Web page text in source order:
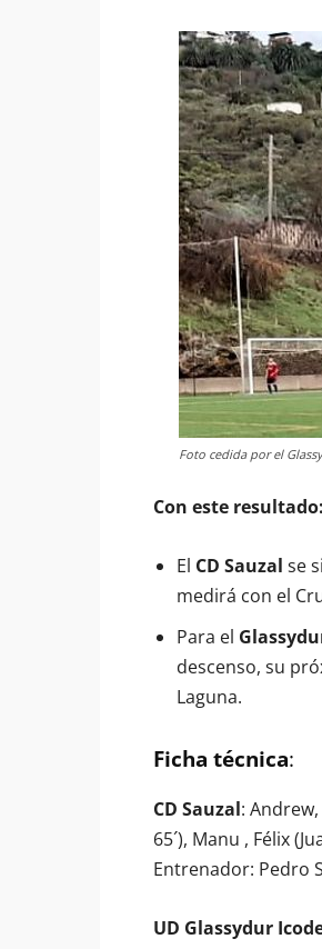
Foto cedida por el
Con este resultado:
El CD Sauzal se
medirá con el
Para el
descenso, su
Laguna.
Ficha técnica:
CD Sauzal:
65´), Manu , Félix
Entrenador: Pedro
UD Glassydur